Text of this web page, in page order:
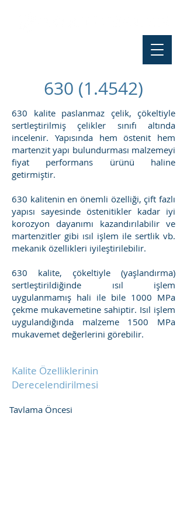
630 (1.4542)
630 kalite paslanmaz çelik, çökeltiyle
sertleştirilmiş çelikler sınıfı altında
incelenir. Yapısında hem östenit hem
martenzit yapı bulundurması malzemeyi
fiyat performans ürünü haline
getirmiştir.
630 kalitenin en önemli özelliği, çift fazlı
yapısı sayesinde östenitikler kadar iyi
korozyon dayanımı kazandırılabilir ve
martenzitler gibi ısıl işlem ile sertlik vb.
mekanik özellikleri iyileştirilebilir.
630 kalite, çökeltiyle (yaşlandırma)
sertleştirildiğinde ısıl işlem
uygulanmamış hali ile bile 1000 MPa
çekme mukavemetine sahiptir. Isıl işlem
uygulandığında malzeme 1500 MPa
mukavemet değerlerini görebilir.
Kalite Özelliklerinin
Derecelendirilmesi
Tavlama Öncesi